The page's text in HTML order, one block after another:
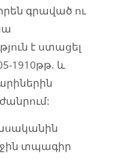
գրաված ու
է ստացել
1910թթ. և
տպագիր